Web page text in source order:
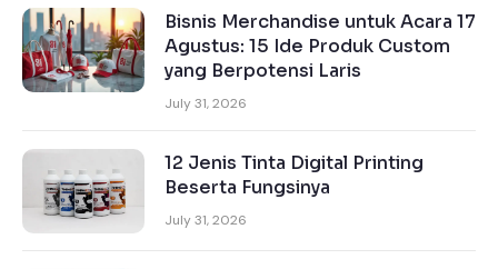
Bisnis Merchandise untuk Acara 17
Agustus: 15 Ide Produk Custom
yang Berpotensi Laris
July 31, 2026
12 Jenis Tinta Digital Printing
Beserta Fungsinya
July 31, 2026